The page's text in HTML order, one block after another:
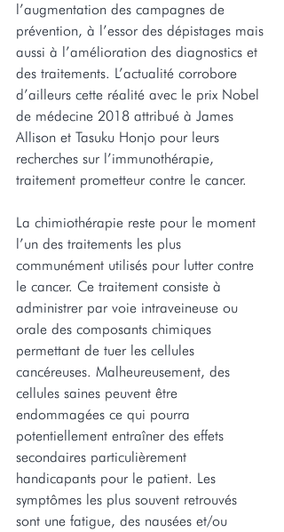
l’augmentation des campagnes de
prévention, à l’essor des dépistages mais
aussi à l’amélioration des diagnostics et
des traitements. L’actualité corrobore
d’ailleurs cette réalité avec le prix Nobel
de médecine 2018 attribué à James
Allison et Tasuku Honjo pour leurs
recherches sur l’immunothérapie,
traitement prometteur contre le cancer.
La chimiothérapie reste pour le moment
l’un des traitements les plus
communément utilisés pour lutter contre
le cancer. Ce traitement consiste à
administrer par voie intraveineuse ou
orale des composants chimiques
permettant de tuer les cellules
cancéreuses. Malheureusement, des
cellules saines peuvent être
endommagées ce qui pourra
potentiellement entraîner des effets
secondaires particulièrement
handicapants pour le patient. Les
symptômes les plus souvent retrouvés
sont une fatigue, des nausées et/ou